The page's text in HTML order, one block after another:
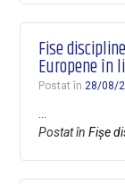
Fise
Europene în
Postat în28/08/
Postat înFișe